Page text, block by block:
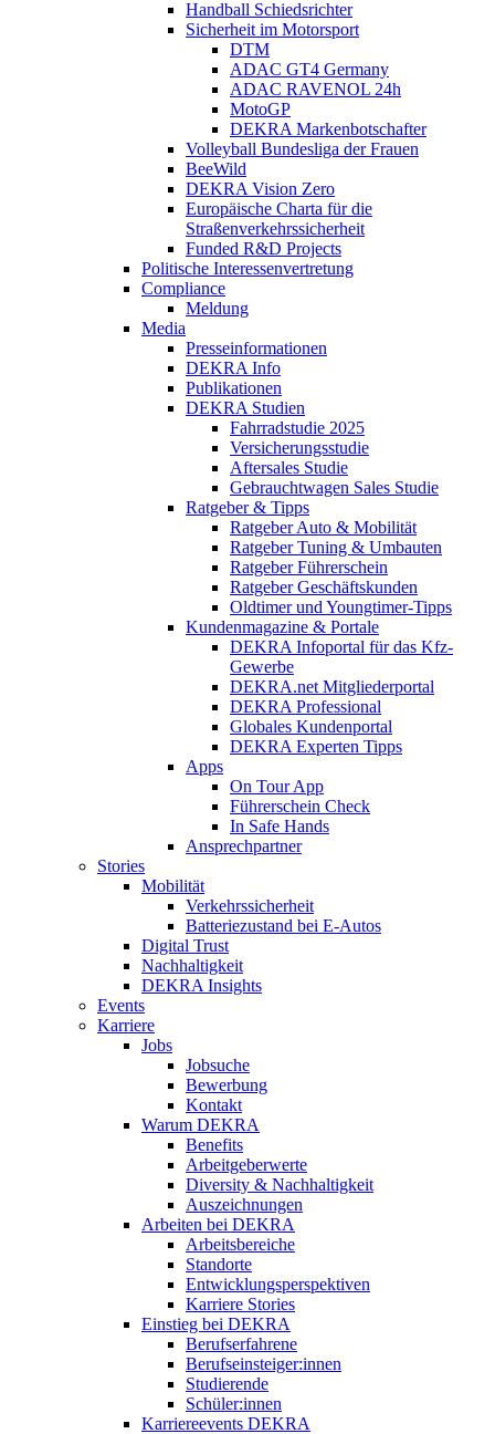
Handball Schiedsrichter
Sicherheit im Motorsport
DTM
ADAC GT4 Germany
ADAC RAVENOL 24h
MotoGP
DEKRA Markenbotschafter
Volleyball Bundesliga der Frauen
BeeWild
DEKRA Vision Zero
Europäische Charta für die
Straßenverkehrssicherheit
Funded R&D Projects
Politische Interessenvertretung
Compliance
Meldung
Media
Presseinformationen
DEKRA Info
Publikationen
DEKRA Studien
Fahrradstudie 2025
Versicherungsstudie
Aftersales Studie
Gebrauchtwagen Sales Studie
Ratgeber & Tipps
Ratgeber Auto & Mobilität
Ratgeber Tuning & Umbauten
Ratgeber Führerschein
Ratgeber Geschäftskunden
Oldtimer und Youngtimer-Tipps
Kundenmagazine & Portale
DEKRA Infoportal für das Kfz-
Gewerbe
DEKRA.net Mitgliederportal
DEKRA Professional
Globales Kundenportal
DEKRA Experten Tipps
Apps
On Tour App
Führerschein Check
In Safe Hands
Ansprechpartner
Stories
Mobilität
Verkehrssicherheit
Batteriezustand bei E-Autos
Digital Trust
Nachhaltigkeit
DEKRA Insights
Events
Karriere
Jobs
Jobsuche
Bewerbung
Kontakt
Warum DEKRA
Benefits
Arbeitgeberwerte
Diversity & Nachhaltigkeit
Auszeichnungen
Arbeiten bei DEKRA
Arbeitsbereiche
Standorte
Entwicklungsperspektiven
Karriere Stories
Einstieg bei DEKRA
Berufserfahrene
Berufseinsteiger:innen
Studierende
Schüler:innen
Karriereevents DEKRA